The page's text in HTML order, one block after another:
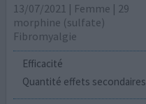
13/07/2021 | Femme | 29
morphine (sulfate)
Fibromyalgie
Efficacité
Quantité effets secondaires